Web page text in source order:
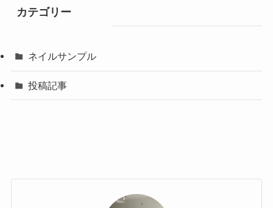
カテゴリー
ネイルサンプル
投稿記事